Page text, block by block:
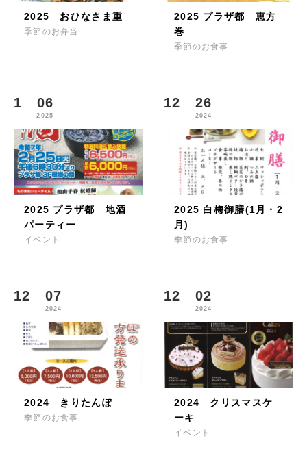
2025 おひなさま重
季節のお弁当
2025 プラザ都 恵方
巻
季節のお食事
1 06
2025
2025 プラザ都 地酒
パーティー
イベント
12 26
2024
2025 白梅御膳(1月・2
月)
季節のお食事
12 07
2024
2024 きりたんぽ
季節のお食事
12 02
2024
2024 クリスマスケ
ーキ
イベント